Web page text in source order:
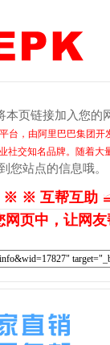
本页链接加入您的
台，由阿里巴巴集团
社交知名品牌。随着
您站点的信息哦。
※ 互帮互助
页中，让网